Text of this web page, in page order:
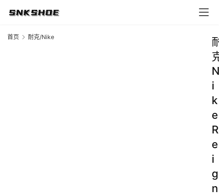
首页 耐克/Nike
N
i
k
e
R
e
i
g
n